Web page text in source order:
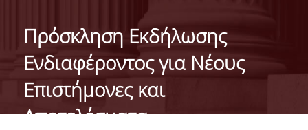
ΔΙΟΙΚΗΣΗ ΤΟΥ ΤΜΗΜΑΤΟΣ
ΣΥΝΕΛΕΥΣΗ ΤΜΗΜΑΤΟΣ
ΔΙΑΚΡΙΣΕΙΣ ΤΟΥ ΤΜΗΜΑΤΟΣ
Πρόσκληση Εκδήλωσης
Ενδιαφέροντος για Νέους
Επιστήμονες και
Αποτελέσματα